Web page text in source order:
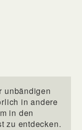
unbändigen
in andere
in den
zu entdecken.